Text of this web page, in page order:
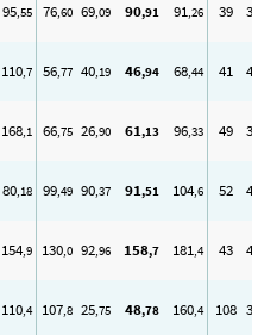
95,55 76,60 69,09 90,91 91,26 39
110,7 56,77 40,19 46,94 68,44 41
168,1 66,75 26,90 61,13 96,33 49
80,18 99,49 90,37 91,51 104,6 52
154,9 130,0 92,96 158,7 181,4 43
110,4 107,8 25,75 48,78 160,4 108